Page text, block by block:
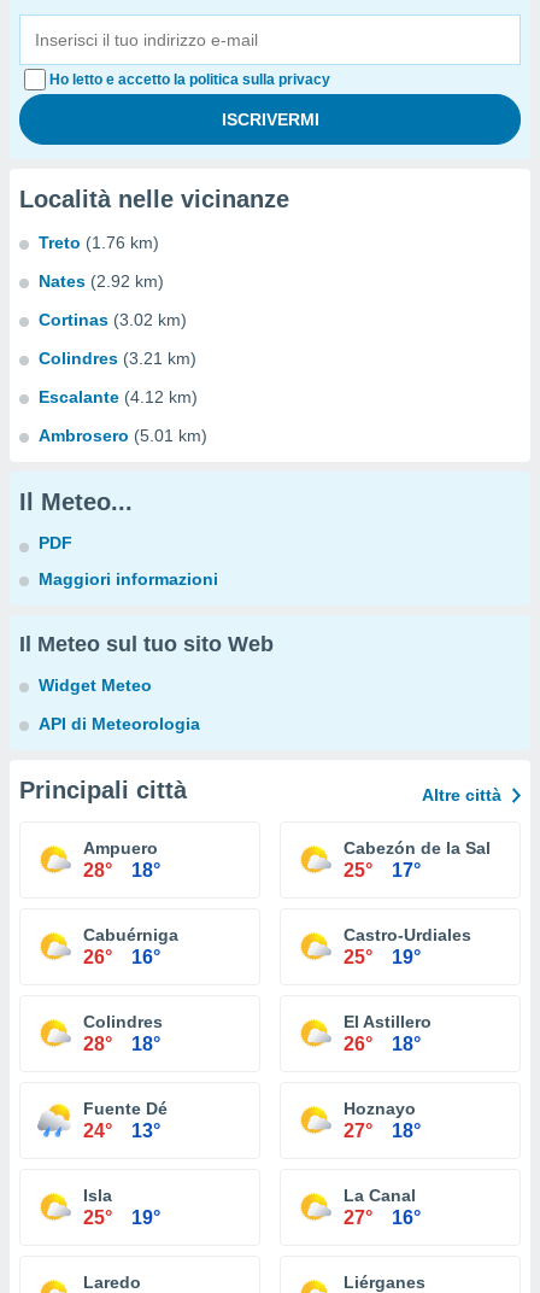
Ho letto e accetto la politica sulla privacy
Località nelle vicinanze
Treto (1.76 km)
Nates (2.92 km)
Cortinas (3.02 km)
Colindres (3.21 km)
Escalante (4.12 km)
Ambrosero (5.01 km)
Il Meteo...
PDF
Maggiori informazioni
Il Meteo sul tuo sito Web
Widget Meteo
API di Meteorologia
Principali città Altre città
Ampuero
28° 18°
Cabezón de la Sal
25° 17°
Cabuérniga
26° 16°
Castro-Urdiales
25° 19°
Colindres
28° 18°
El Astillero
26° 18°
Fuente Dé
24° 13°
Hoznayo
27° 18°
Isla
25° 19°
La Canal
27° 16°
Laredo Liérganes